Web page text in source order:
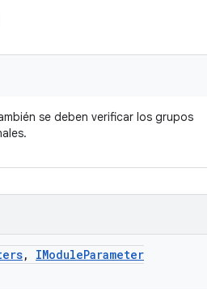
se deben verificar los grupos
, IModuleParameter